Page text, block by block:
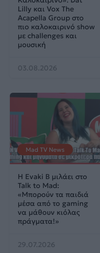
Lilly και Vox The
Acapella Group στο
πιο καλοκαιρινό show
με challenges και
μουσική
03.08.2026
Mad TV News
Η Evaki B μιλάει στο
Talk to Mad:
«Μπορούν τα παιδιά
μέσα από το gaming
να μάθουν κιόλας
πράγματα!»
29.07.2026